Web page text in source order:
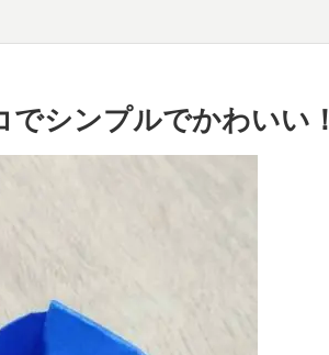
シンプルでかわいい！